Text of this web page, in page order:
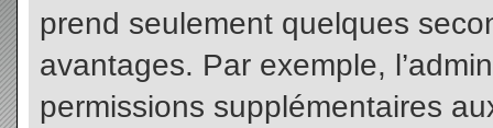
prend seulement quelques
avantages. Par exemple,
permissions supplémentaires